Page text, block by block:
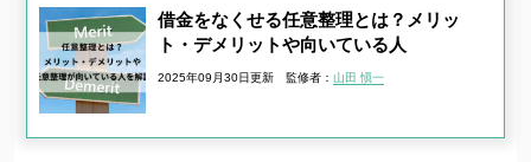
借金をなくせる任意整理とは？メリッ
ト・デメリットや向いている人
2025年09月30日更新 監修者： 山田 愼一